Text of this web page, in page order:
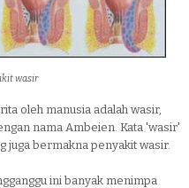
wasir
oleh manusia adalah wasir,
nama Ambeien. Kata 'wasir'
juga bermakna penyakit wasir.
ini banyak menimpa